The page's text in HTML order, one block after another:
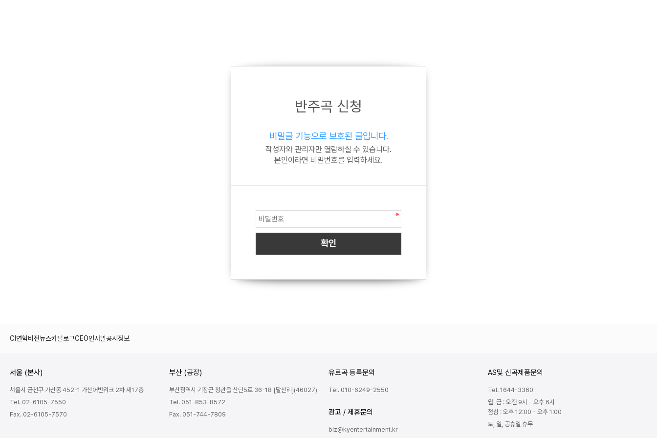
반주곡 신청
비밀글 기능으로 보호된 글입니다.
작성자와 관리자만 열람하실 수 있습니다.
본인이라면 비밀번호를 입력하세요.
CI연혁비전뉴스카탈로그CEO인사말공시정보
서울 (본사)
서울시 금천구 가산동 452-1 가산어반워크 2차 제17층
Tel. 02-6105-7550
Fax. 02-6105-7570
부산 (공장)
부산광역시 기장군 정관읍 산단5로 36-18 [달산리](46027)
Tel. 051-853-8572
Fax. 051-744-7809
유료곡 등록문의
Tel. 010-6249-2550
광고 / 제휴문의
biz@kyentertainment.kr
AS및 신곡제품문의
Tel. 1644-3360
월-금 : 오전 9시 - 오후 6시
점심 : 오후 12:00 - 오후 1:00
토, 일, 공휴일 휴무